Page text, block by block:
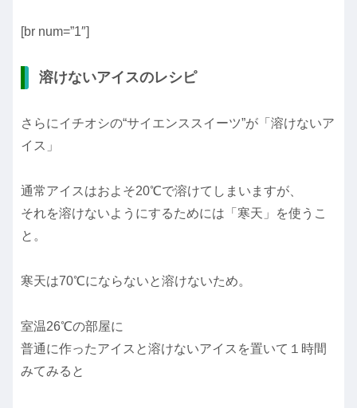
[br num=”1″]
溶けないアイスのレシピ
さらにイチオシの“サイエンススイーツ”が「溶けないア
イス」
通常アイスはおよそ20℃で溶けてしまいますが、
それを溶けないようにするためには「寒天」を使うこ
と。
寒天は70℃にならないと溶けないため。
室温26℃の部屋に
普通に作ったアイスと溶けないアイスを置いて１時間
みてみると